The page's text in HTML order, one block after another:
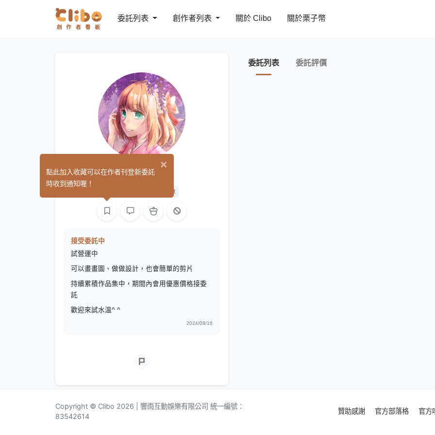
委託列表 創作者列表 關於 Clibo 關於栗子幣
蓮 (0)
影像
接受委託中
試營運中
可以畫畫圖、做做設計，也會簡單的剪片
持續累積作品集中，期間內會用優惠價格接委
託
歡迎來試水溫^ ^
2024/08/16
委託列表 委託評價
Copyright © Clibo 2026 | 響雨互動娛樂有限公司 統一編號：
83542614
贊助感謝 官方部落格 官方
×
點此加入收藏可以在作者刊登新委託
時收到通知喔！